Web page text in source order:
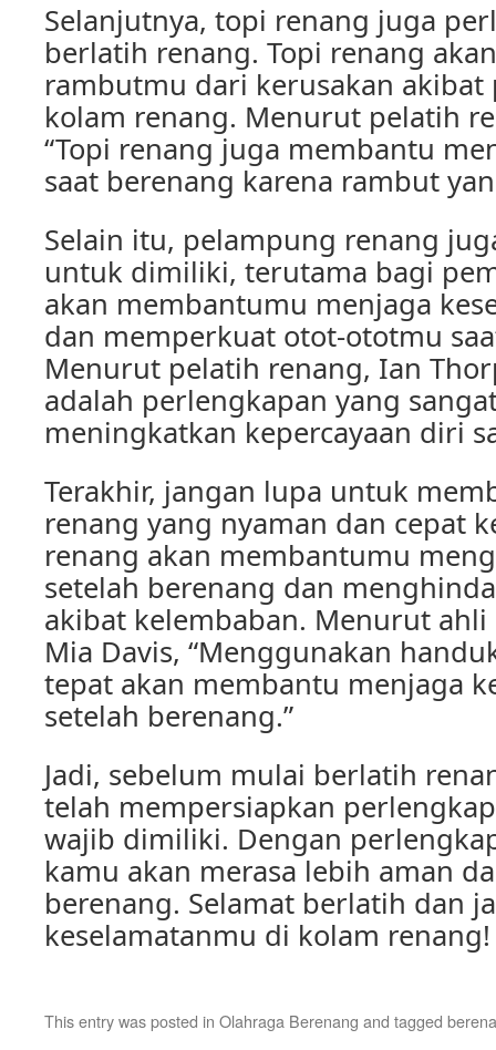
Selanjutnya, topi renang juga
berlatih renang. Topi renang
rambutmu dari kerusakan
kolam renang. Menurut pelatih
“Topi renang juga membantu
saat berenang karena rambut
Selain itu, pelampung renang
untuk dimiliki, terutama bagi
akan membantumu menjaga
dan memperkuat otot-ototmu
Menurut pelatih renang, Ian
adalah perlengkapan yang
meningkatkan kepercayaan diri
Terakhir, jangan lupa untuk
renang yang nyaman dan cepat
renang akan membantumu
setelah berenang dan
akibat kelembaban. Menurut
Mia Davis, “Menggunakan
tepat akan membantu menjaga
setelah berenang.”
Jadi, sebelum mulai berlatih
telah mempersiapkan
wajib dimiliki. Dengan
kamu akan merasa lebih aman
berenang. Selamat berlatih dan
keselamatanmu di kolam renang!
This entry was posted in Olahraga Berenang and tagged